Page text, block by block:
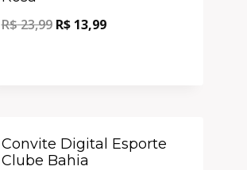
R$23,99 R$13,99
Convite Digital Esporte
Clube Bahia